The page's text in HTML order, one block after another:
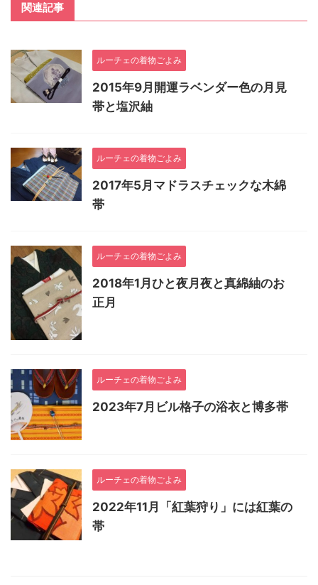
関連記事
ルーチェの着物ごよみ
2015年9月開運ラベンダー色の月見
帯と塩沢紬
ルーチェの着物ごよみ
2017年5月マドラスチェックな木綿
帯
ルーチェの着物ごよみ
2018年1月ひと夜月夜と真綿紬のお
正月
ルーチェの着物ごよみ
2023年7月ビル格子の浴衣と博多帯
ルーチェの着物ごよみ
2022年11月「紅葉狩り」には紅葉の
帯